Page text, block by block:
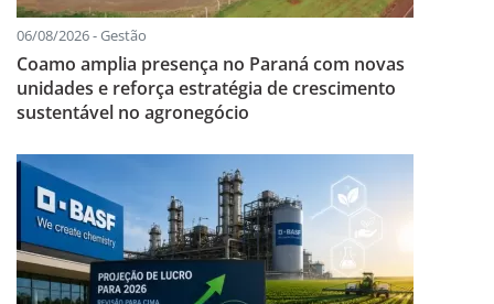
06/08/2026 - Gestão
Coamo amplia presença no Paraná com novas
unidades e reforça estratégia de crescimento
sustentável no agronegócio